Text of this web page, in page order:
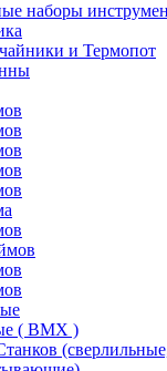
наборы
и Термопот
( BMX )